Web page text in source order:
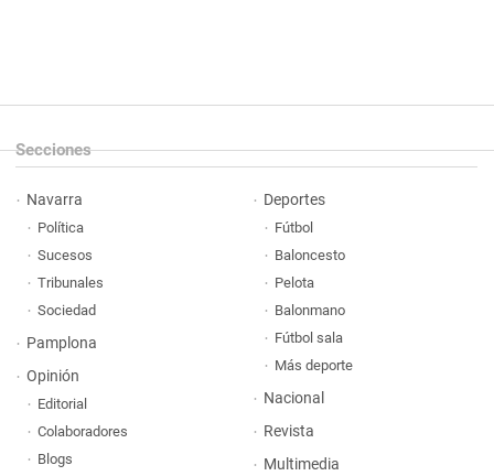
Secciones
Navarra
Política
Sucesos
Tribunales
Sociedad
Pamplona
Opinión
Editorial
Colaboradores
Blogs
Deportes
Fútbol
Baloncesto
Pelota
Balonmano
Fútbol sala
Más deporte
Nacional
Revista
Multimedia